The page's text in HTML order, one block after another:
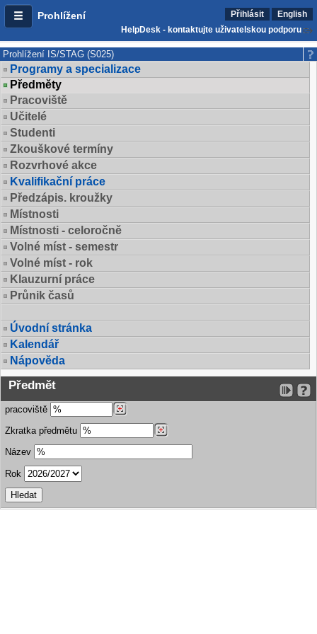
Prohlížení Přihlásit
English
HelpDesk - kontaktujte uživatelskou podporu
Prohlížení IS/STAG (S025)
Programy a specializace
Předměty
Pracoviště
Učitelé
Studenti
Zkouškové termíny
Rozvrhové akce
Kvalifikační práce
Předzápis. kroužky
Místnosti
Místnosti - celoročně
Volné míst - semestr
Volné míst - rok
Klauzurní práce
Průnik časů
Úvodní stránka
Kalendář
Nápověda
Předmět
pracoviště
Zkratka předmětu
Název
Rok